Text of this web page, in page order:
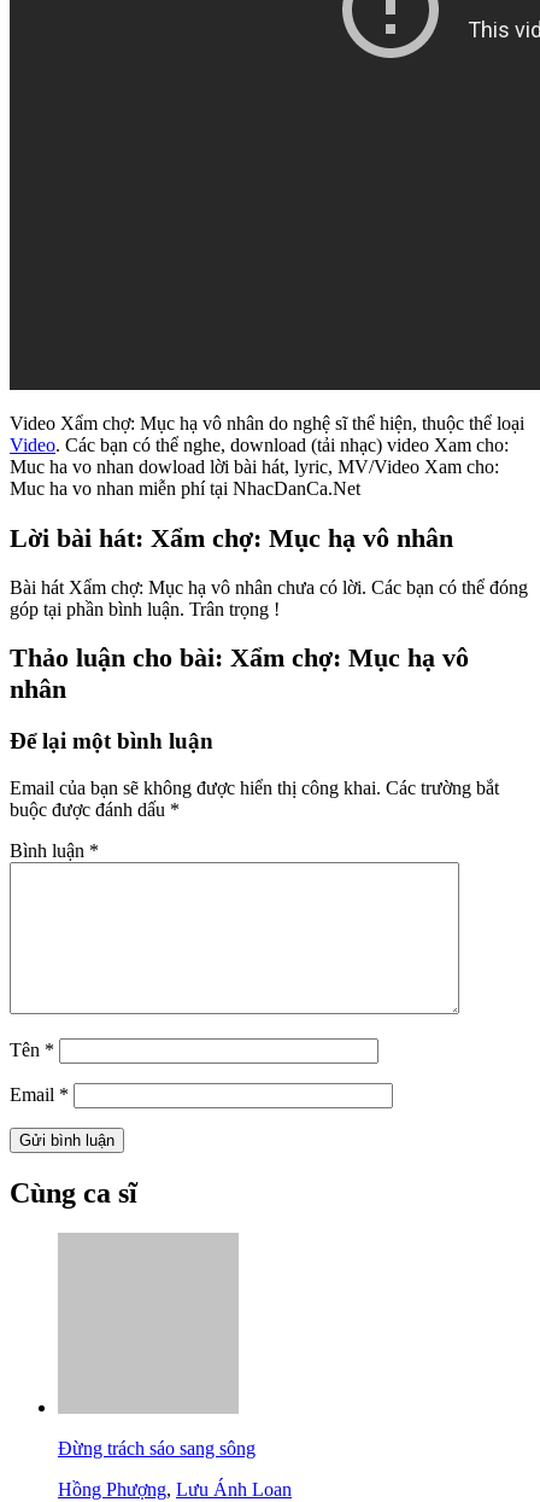
Video Xẩm chợ: Mục hạ vô nhân do nghệ sĩ thể hiện, thuộc thể loại
Video. Các bạn có thể nghe, download (tải nhạc) video Xam cho:
Muc ha vo nhan dowload lời bài hát, lyric, MV/Video Xam cho:
Muc ha vo nhan miễn phí tại NhacDanCa.Net
Lời bài hát: Xẩm chợ: Mục hạ vô nhân
Bài hát Xẩm chợ: Mục hạ vô nhân chưa có lời. Các bạn có thể đóng
góp tại phần bình luận. Trân trọng !
Thảo luận cho bài: Xẩm chợ: Mục hạ vô
nhân
Để lại một bình luận
Email của bạn sẽ không được hiển thị công khai. Các trường bắt
buộc được đánh dấu *
Bình luận *
Tên *
Email *
Cùng ca sĩ
Đừng trách sáo sang sông
Hồng Phượng, Lưu Ánh Loan